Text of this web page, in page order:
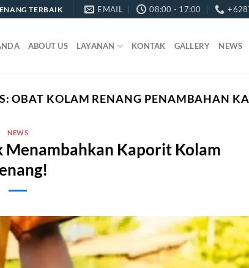
TERBAIK EMAIL 08:00 - 17:00
ABOUT US LAYANAN KONTAK GALLERY NEWS
OBAT KOLAM RENANG PENAMBAHAN
NEWS
Menambahkan Kaporit Kolam